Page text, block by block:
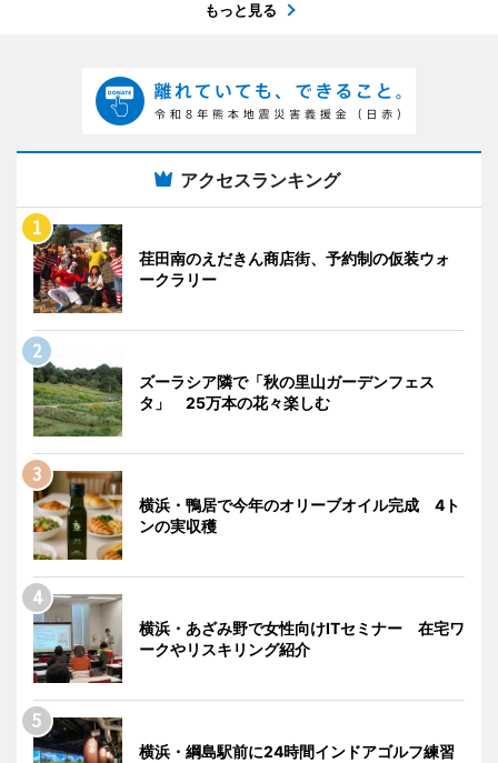
もっと見る
アクセスランキング
荏田南のえだきん商店街、予約制の仮装ウォ
ークラリー
ズーラシア隣で「秋の里山ガーデンフェス
タ」 25万本の花々楽しむ
横浜・鴨居で今年のオリーブオイル完成 4ト
ンの実収穫
横浜・あざみ野で女性向けITセミナー 在宅ワ
ークやリスキリング紹介
横浜・綱島駅前に24時間インドアゴルフ練習